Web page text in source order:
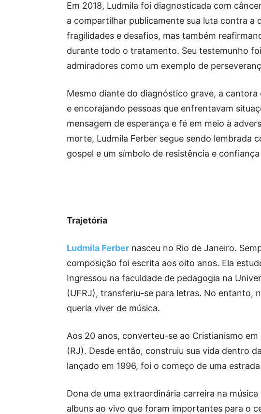
Em 2018, Ludmila foi diagnosticada com
a compartilhar publicamente sua luta contra a
fragilidades e desafios, mas também
durante todo o tratamento. Seu testemunho
admiradores como um exemplo de
Mesmo diante do diagnóstico grave, a
e encorajando pessoas que enfrentavam
mensagem de esperança e fé em meio à
morte, Ludmila Ferber segue sendo lembrada
gospel e um símbolo de resistência e confiança
Trajetória
Ludmila Ferber nasceu no Rio de Janeiro.
composição foi escrita aos oito anos. Ela
Ingressou na faculdade de pedagogia na
(UFRJ), transferiu-se para letras. No entanto,
queria viver de música.
Aos 20 anos, converteu-se ao Cristianismo
(RJ). Desde então, construiu sua vida dentro
lançado em 1996, foi o começo de uma
Dona de uma extraordinária carreira na
albuns ao vivo que foram importantes para o